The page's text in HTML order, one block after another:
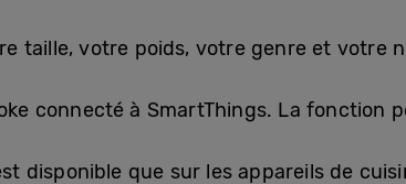
taille, votre poids, votre genre et votre
connecté à SmartThings. La fonction
disponible que sur les appareils de